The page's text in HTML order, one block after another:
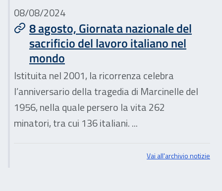
08/08/2024
8 agosto, Giornata nazionale del
sacrificio del lavoro italiano nel
mondo
Istituita nel 2001, la ricorrenza celebra
l’anniversario della tragedia di Marcinelle del
1956, nella quale persero la vita 262
minatori, tra cui 136 italiani. ...
Vai all'archivio notizie